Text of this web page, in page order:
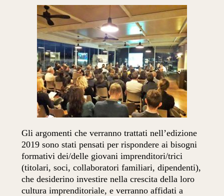
Gli argomenti che verranno trattati nell’edizione
2019 sono stati pensati per rispondere ai bisogni
formativi dei/delle giovani imprenditori/trici
(titolari, soci, collaboratori familiari, dipendenti),
che desiderino investire nella crescita della loro
cultura imprenditoriale, e verranno affidati a